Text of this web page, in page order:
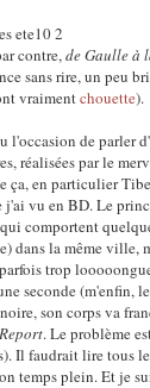
contre,de Gaulle à
sans rire, un peu
vraimentchouette).
l'occasion de parler d'
réalisées par le
ça, en particulier
j'ai vu en BD. Le
comportent
dans la même ville,
trop
seconde (m'enfin,
son corps va
. Le problème
Il faudrait lire tous
temps plein. Et je